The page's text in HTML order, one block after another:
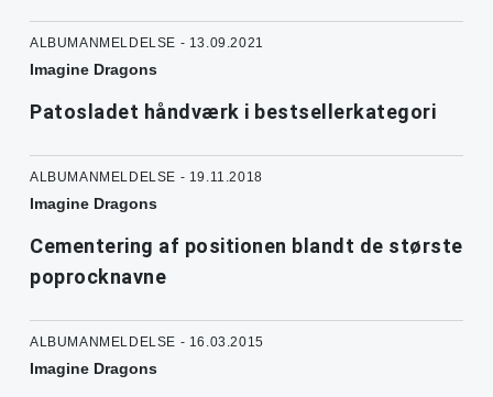
ALBUMANMELDELSE - 13.09.2021
Imagine Dragons
Patosladet håndværk i bestsellerkategori
ALBUMANMELDELSE - 19.11.2018
Imagine Dragons
Cementering af positionen blandt de største
poprocknavne
ALBUMANMELDELSE - 16.03.2015
Imagine Dragons